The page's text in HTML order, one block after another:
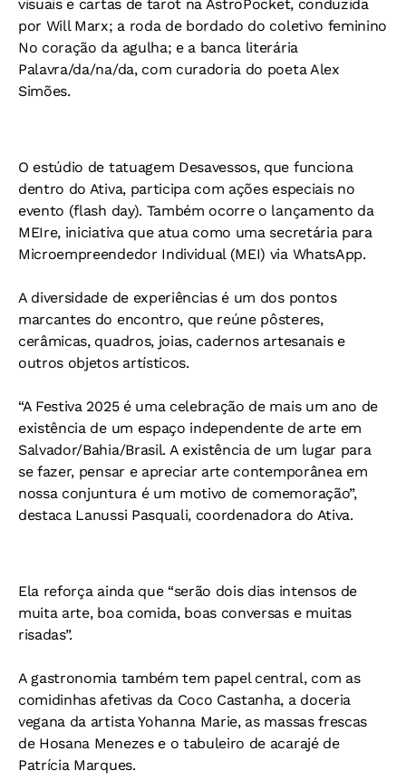
visuais e cartas de tarot na AstroPocket, conduzida
por Will Marx; a roda de bordado do coletivo feminino
No coração da agulha; e a banca literária
Palavra/da/na/da, com curadoria do poeta Alex
Simões.
O estúdio de tatuagem Desavessos, que funciona
dentro do Ativa, participa com ações especiais no
evento (flash day). Também ocorre o lançamento da
MEIre, iniciativa que atua como uma secretária para
Microempreendedor Individual (MEI) via WhatsApp.
A diversidade de experiências é um dos pontos
marcantes do encontro, que reúne pôsteres,
cerâmicas, quadros, joias, cadernos artesanais e
outros objetos artísticos.
“A Festiva 2025 é uma celebração de mais um ano de
existência de um espaço independente de arte em
Salvador/Bahia/Brasil. A existência de um lugar para
se fazer, pensar e apreciar arte contemporânea em
nossa conjuntura é um motivo de comemoração”,
destaca Lanussi Pasquali, coordenadora do Ativa.
Ela reforça ainda que “serão dois dias intensos de
muita arte, boa comida, boas conversas e muitas
risadas”.
A gastronomia também tem papel central, com as
comidinhas afetivas da Coco Castanha, a doceria
vegana da artista Yohanna Marie, as massas frescas
de Hosana Menezes e o tabuleiro de acarajé de
Patrícia Marques.